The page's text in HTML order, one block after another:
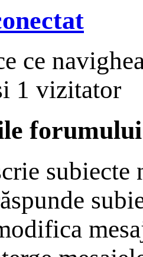
ce
1 vizitator
forumului
subiecte